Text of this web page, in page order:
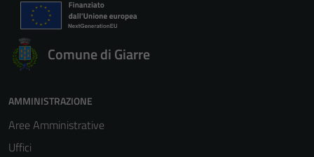
Comune di Giarre
AMMINISTRAZIONE
Aree Amministrative
Uffici